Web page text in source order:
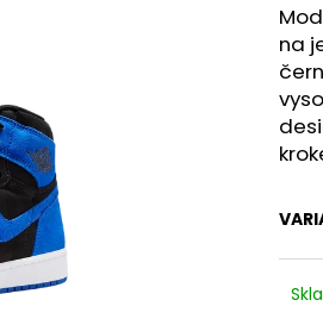
na
SUPREME CREW 96 TEE
599 Kč